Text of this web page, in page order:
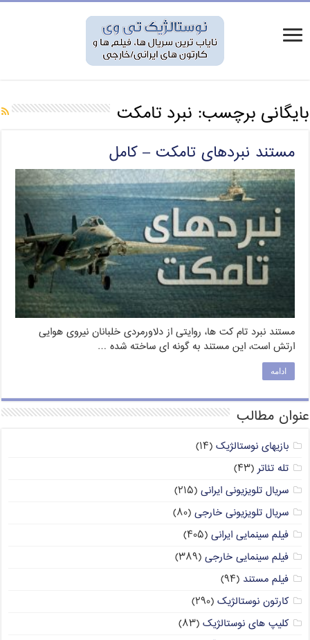
بایگانی برچسب: نبرد تامکت
مستند نبردهای تامکت – کامل
مستند نبرد تام کت ها، روایتی از دلاورمردی خلبانان نیروی هوایی
ارتش است، این مستند به گونه ای ساخته شده …
ادامه
عنوان مطالب
بازیهای نوستالژیک (۱۴)
تله تئاتر (۴۳)
سریال تلویزیونی ایرانی (۲۱۵)
سریال تلویزیونی خارجی (۸۰)
فیلم سینمایی ایرانی (۴۰۵)
فیلم سینمایی خارجی (۳۸۹)
فیلم مستند (۹۴)
کارتون نوستالژیک (۲۹۰)
کلیپ های نوستالژیک (۸۳)